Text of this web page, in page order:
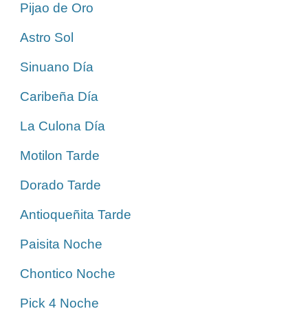
Pijao de Oro
Astro Sol
Sinuano Día
Caribeña Día
La Culona Día
Motilon Tarde
Dorado Tarde
Antioqueñita Tarde
Paisita Noche
Chontico Noche
Pick 4 Noche